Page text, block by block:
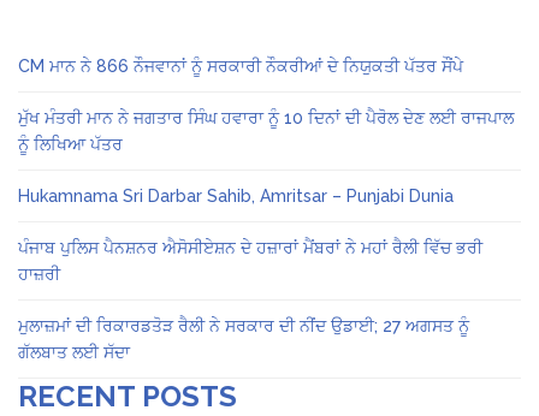
CM ਮਾਨ ਨੇ 866 ਨੌਜਵਾਨਾਂ ਨੂੰ ਸਰਕਾਰੀ ਨੌਕਰੀਆਂ ਦੇ ਨਿਯੁਕਤੀ ਪੱਤਰ ਸੌਂਪੇ
ਮੁੱਖ ਮੰਤਰੀ ਮਾਨ ਨੇ ਜਗਤਾਰ ਸਿੰਘ ਹਵਾਰਾ ਨੂੰ 10 ਦਿਨਾਂ ਦੀ ਪੈਰੋਲ ਦੇਣ ਲਈ ਰਾਜਪਾਲ
ਨੂੰ ਲਿਖਿਆ ਪੱਤਰ
Hukamnama Sri Darbar Sahib, Amritsar – Punjabi Dunia
ਪੰਜਾਬ ਪੁਲਿਸ ਪੈਨਸ਼ਨਰ ਐਸੋਸੀਏਸ਼ਨ ਦੇ ਹਜ਼ਾਰਾਂ ਮੈਂਬਰਾਂ ਨੇ ਮਹਾਂ ਰੈਲੀ ਵਿੱਚ ਭਰੀ
ਹਾਜ਼ਰੀ
ਮੁਲਾਜ਼ਮਾਂ ਦੀ ਰਿਕਾਰਡਤੋੜ ਰੈਲੀ ਨੇ ਸਰਕਾਰ ਦੀ ਨੀਂਦ ਉਡਾਈ; 27 ਅਗਸਤ ਨੂੰ
ਗੱਲਬਾਤ ਲਈ ਸੱਦਾ
RECENT POSTS